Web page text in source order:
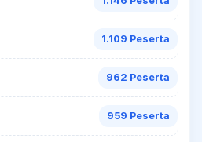
1.109 Peserta
962 Peserta
959 Peserta